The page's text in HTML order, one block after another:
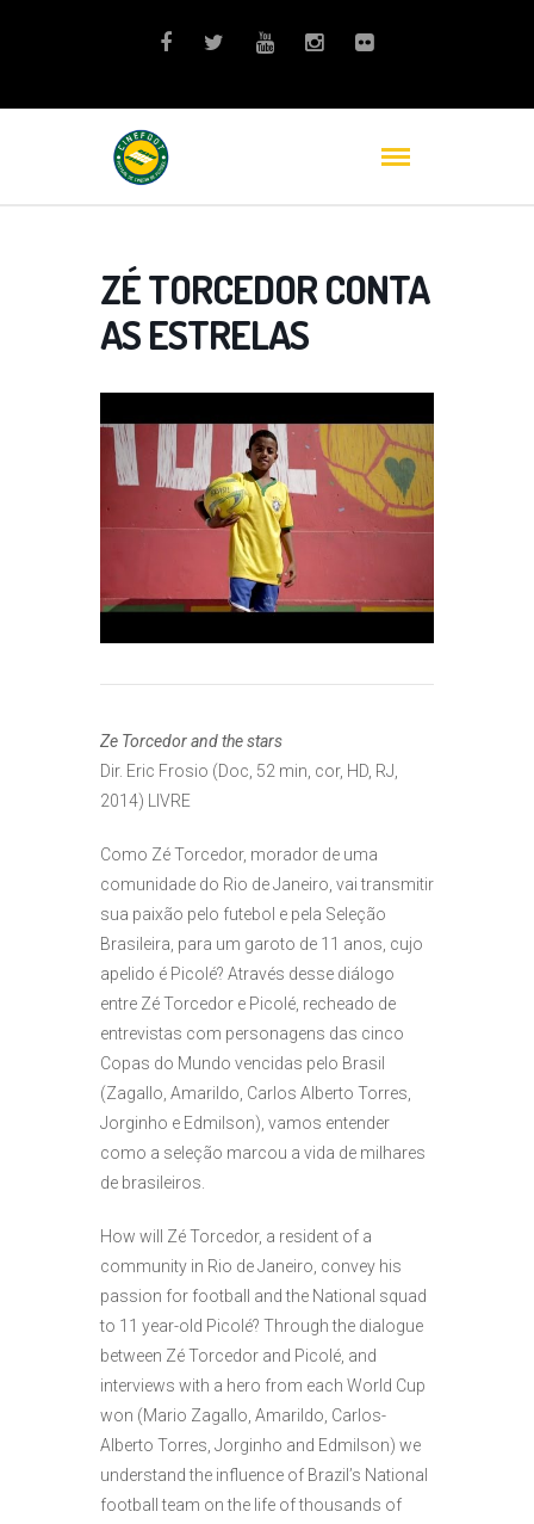
ZÉ TORCEDOR CONTA
AS ESTRELAS
Ze Torcedor and the stars
Dir. Eric Frosio (Doc, 52 min, cor, HD, RJ,
2014) LIVRE
Como Zé Torcedor, morador de uma
comunidade do Rio de Janeiro, vai transmitir
sua paixão pelo futebol e pela Seleção
Brasileira, para um garoto de 11 anos, cujo
apelido é Picolé? Através desse diálogo
entre Zé Torcedor e Picolé, recheado de
entrevistas com personagens das cinco
Copas do Mundo vencidas pelo Brasil
(Zagallo, Amarildo, Carlos Alberto Torres,
Jorginho e Edmilson), vamos entender
como a seleção marcou a vida de milhares
de brasileiros.
How will Zé Torcedor, a resident of a
community in Rio de Janeiro, convey his
passion for football and the National squad
to 11 year-old Picolé? Through the dialogue
between Zé Torcedor and Picolé, and
interviews with a hero from each World Cup
won (Mario Zagallo, Amarildo, Carlos-
Alberto Torres, Jorginho and Edmilson) we
understand the influence of Brazil’s National
football team on the life of thousands of